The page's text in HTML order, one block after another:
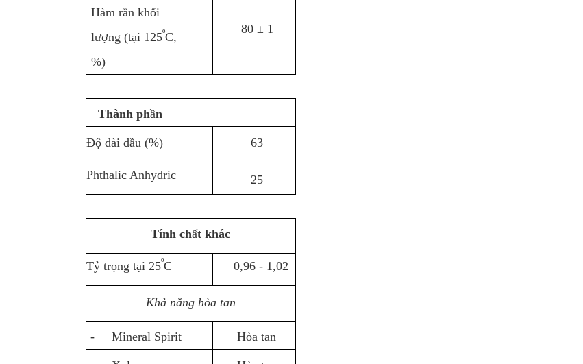
Hàm rắn khối
lượng (tại 125ºC,
%)
80 ± 1
Thành phần
Độ dài dầu (%) 63
Phthalic Anhydric 25
Tính chất khác
Tỷ trọng tại 25ºC 0,96 - 1,02
Khả năng hòa tan
- Mineral Spirit Hòa tan